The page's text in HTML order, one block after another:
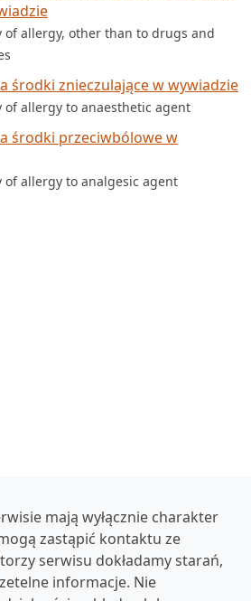
of allergy, other than to drugs and
środki znieczulające w wywiadzie
of allergy to anaesthetic agent
środki przeciwbólowe w
of allergy to analgesic agent
mają wyłącznie charakter
zastąpić kontaktu ze
serwisu dokładamy starań,
informacje. Nie